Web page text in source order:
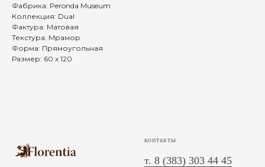
Фабрика: Peronda Museum
Коллекция: Dual
Фактура: Матовая
Текстура: Мрамор
Форма: Прямоугольная
Размер: 60 х 120
контакты
т. 8 (383) 303 44 45